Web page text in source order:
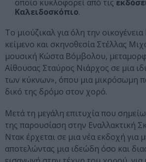
οποίο κυκλοφορεί από τις
Καλειδοσκόπιο.
Το μιούζικαλ για όλη την
κείμενο και σκηνοθεσία Στέλλας
μουσική Κώστα Βόμβολου,
Αίθουσας Σταύρος Νιάρχος σε μια
των κύκνων», όπου μια μικρόσωμη
δικό της δρόμο στον χορό.
Μετά τη μεγάλη επιτυχία που
της παρουσίαση στην Εναλλακτική
Ντακ έρχεται σε μια νέα εκδοχή για
αποτελώντας μια ιδεώδη όσο και